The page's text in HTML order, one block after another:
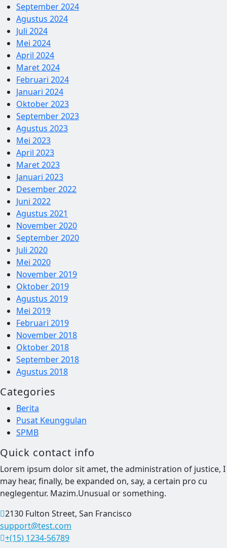
September 2024
Agustus 2024
Juli 2024
Mei 2024
April 2024
Maret 2024
Februari 2024
Januari 2024
Oktober 2023
September 2023
Agustus 2023
Mei 2023
April 2023
Maret 2023
Januari 2023
Desember 2022
Juni 2022
Agustus 2021
November 2020
September 2020
Juli 2020
Mei 2020
November 2019
Oktober 2019
Agustus 2019
Mei 2019
Februari 2019
November 2018
Oktober 2018
September 2018
Agustus 2018
Categories
Berita
Pusat Keunggulan
SPMB
Quick contact info
Lorem ipsum dolor sit amet, the administration of justice, I
may hear, finally, be expanded on, say, a certain pro cu
neglegentur. Mazim.Unusual or something.
2130 Fulton Street, San Francisco
support@test.com
+(15) 1234-56789